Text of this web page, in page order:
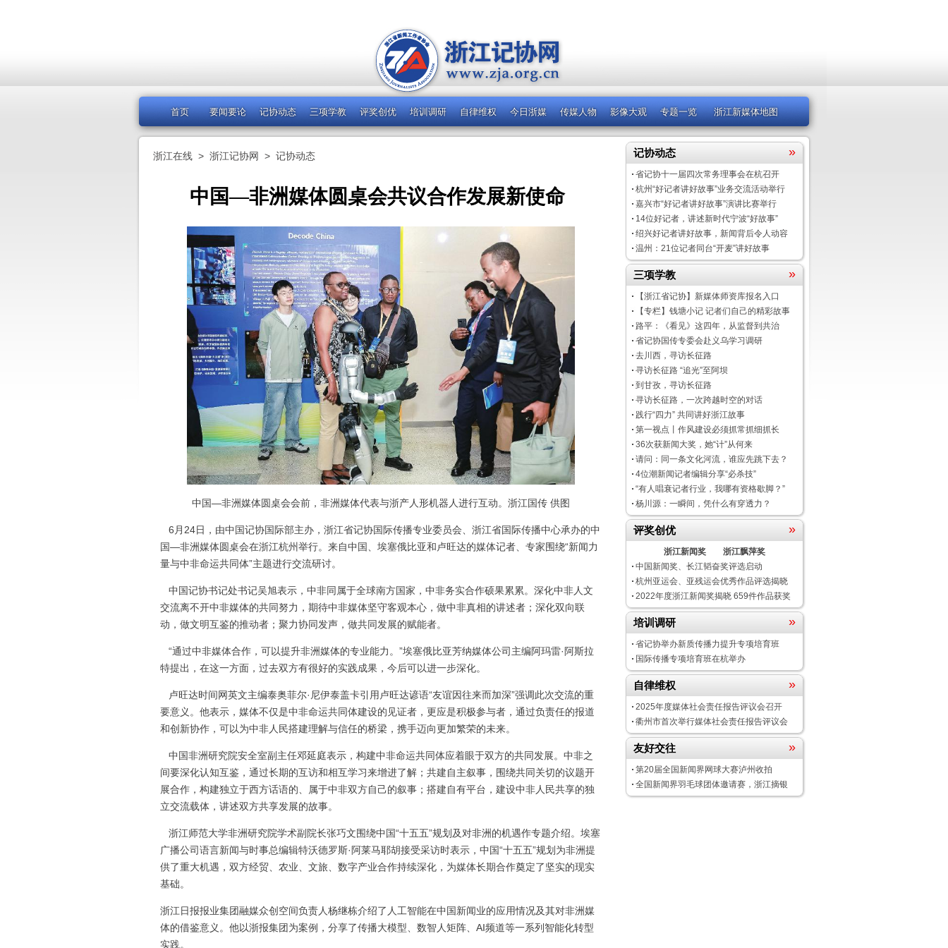
首页 要闻要论 记协动态 三项学教 评奖创优 培训调研 自律维权 今日浙媒 传媒人物 影像大观 专题一览 浙江新媒体地图
浙江在线 > 浙江记协网 > 记协动态
中国—非洲媒体圆桌会共议合作发展新使命
中国—非洲媒体圆桌会会前，非洲媒体代表与浙产人形机器人进行互动。浙江国传 供图
6月24日，由中国记协国际部主办，浙江省记协国际传播专业委员会、浙江省国际传播中心承办的中
国—非洲媒体圆桌会在浙江杭州举行。来自中国、埃塞俄比亚和卢旺达的媒体记者、专家围绕“新闻力
量与中非命运共同体”主题进行交流研讨。
中国记协书记处书记吴旭表示，中非同属于全球南方国家，中非务实合作硕果累累。深化中非人文
交流离不开中非媒体的共同努力，期待中非媒体坚守客观本心，做中非真相的讲述者；深化双向联
动，做文明互鉴的推动者；聚力协同发声，做共同发展的赋能者。
“通过中非媒体合作，可以提升非洲媒体的专业能力。”埃塞俄比亚芳纳媒体公司主编阿玛雷·阿斯拉
特提出，在这一方面，过去双方有很好的实践成果，今后可以进一步深化。
卢旺达时间网英文主编泰奥菲尔·尼伊泰盖卡引用卢旺达谚语“友谊因往来而加深”强调此次交流的重
要意义。他表示，媒体不仅是中非命运共同体建设的见证者，更应是积极参与者，通过负责任的报道
和创新协作，可以为中非人民搭建理解与信任的桥梁，携手迈向更加繁荣的未来。
中国非洲研究院安全室副主任邓延庭表示，构建中非命运共同体应着眼于双方的共同发展。中非之
间要深化认知互鉴，通过长期的互访和相互学习来增进了解；共建自主叙事，围绕共同关切的议题开
展合作，构建独立于西方话语的、属于中非双方自己的叙事；搭建自有平台，建设中非人民共享的独
立交流载体，讲述双方共享发展的故事。
浙江师范大学非洲研究院学术副院长张巧文围绕中国“十五五”规划及对非洲的机遇作专题介绍。埃塞
广播公司语言新闻与时事总编辑特沃德罗斯·阿莱马耶胡接受采访时表示，中国“十五五”规划为非洲提
供了重大机遇，双方经贸、农业、文旅、数字产业合作持续深化，为媒体长期合作奠定了坚实的现实
基础。
浙江日报报业集团融媒众创空间负责人杨继栋介绍了人工智能在中国新闻业的应用情况及其对非洲媒
体的借鉴意义。他以浙报集团为案例，分享了传播大模型、数智人矩阵、AI频道等一系列智能化转型
实践。
记协动态 »
省记协十一届四次常务理事会在杭召开
杭州“好记者讲好故事”业务交流活动举行
嘉兴市“好记者讲好故事”演讲比赛举行
14位好记者，讲述新时代宁波“好故事”
绍兴好记者讲好故事，新闻背后令人动容
温州：21位记者同台“开麦”讲好故事
三项学教 »
【浙江省记协】新媒体师资库报名入口
【专栏】钱塘小记 记者们自己的精彩故事
路平：《看见》这四年，从监督到共治
省记协国传专委会赴义乌学习调研
去川西，寻访长征路
寻访长征路 “追光”至阿坝
到甘孜，寻访长征路
寻访长征路，一次跨越时空的对话
践行“四力” 共同讲好浙江故事
第一视点丨作风建设必须抓常抓细抓长
36次获新闻大奖，她“计”从何来
请问：同一条文化河流，谁应先跳下去？
4位潮新闻记者编辑分享“必杀技”
“有人唱衰记者行业，我哪有资格歇脚？”
杨川源：一瞬间，凭什么有穿透力？
评奖创优 »
浙江新闻奖
浙江飘萍奖
中国新闻奖、长江韬奋奖评选启动
杭州亚运会、亚残运会优秀作品评选揭晓
2022年度浙江新闻奖揭晓 659件作品获奖
培训调研 »
省记协举办新质传播力提升专项培育班
国际传播专项培育班在杭举办
自律维权 »
2025年度媒体社会责任报告评议会召开
衢州市首次举行媒体社会责任报告评议会
友好交往 »
第20届全国新闻界网球大赛泸州收拍
全国新闻界羽毛球团体邀请赛，浙江摘银